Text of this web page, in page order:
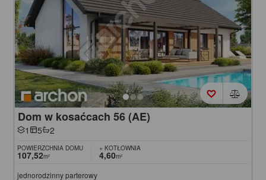
Dom w kosaćcach 56 (AE)
1 5 2
POWIERZCHNIA DOMU
107,52m²
+ KOTŁOWNIA
4,60m²
jednorodzinny parterowy